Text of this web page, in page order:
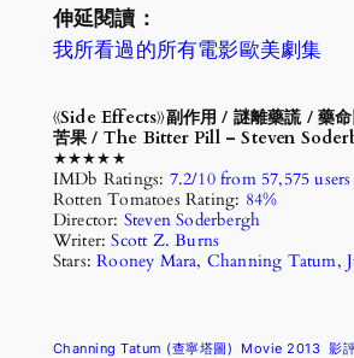
伸延閱讀：
我所看過的所有電影歐美劇集
《Side Effects》副作用 / 謎離藥謊 / 藥
苦果 / The Bitter Pill – Steven
★★★★★
IMDb Ratings: 7.2/10 from 57,575 users
Rotten Tomatoes Rating: 84%
Director: Steven Soderbergh
Writer:Scott Z. Burns
Stars:Rooney Mara, Channing Tatum,
Channing Tatum (查寧塔圖) Movie 2013 影